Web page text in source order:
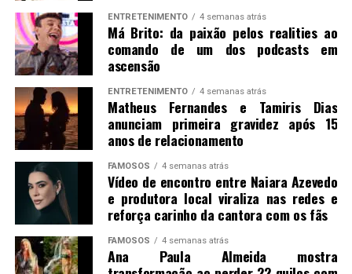
ENTRETENIMENTO 4 semanas atrás
Má Brito: da paixão pelos realities ao
comando de um dos podcasts em
ascensão
ENTRETENIMENTO 4 semanas atrás
Matheus Fernandes e Tamiris Dias
anunciam primeira gravidez após 15
anos de relacionamento
FAMOSOS 4 semanas atrás
Vídeo de encontro entre Naiara Azevedo
e produtora local viraliza nas redes e
reforça carinho da cantora com os fãs
FAMOSOS 4 semanas atrás
Ana Paula Almeida mostra